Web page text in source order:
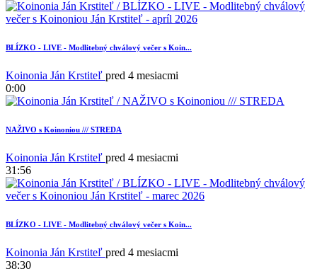
1
BLÍZKO - LIVE - Modlitebný chválový večer s Koin...
Koinonia Ján Krstiteľ pred 4 mesiacmi
0:00
NAŽIVO s Koinoniou /// STREDA
Koinonia Ján Krstiteľ pred 4 mesiacmi
31:56
BLÍZKO - LIVE - Modlitebný chválový večer s Koin...
Koinonia Ján Krstiteľ pred 4 mesiacmi
38:30